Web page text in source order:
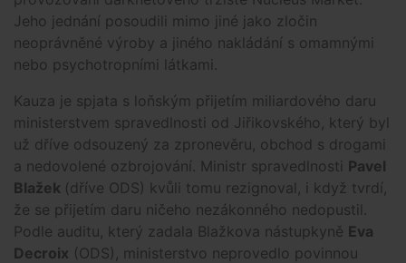
Jeho jednání posoudili mimo jiné jako zločin
neoprávněné výroby a jiného nakládání s omamnými
nebo psychotropními látkami.
Kauza je spjata s loňským přijetím miliardového daru
ministerstvem spravedlnosti od Jiřikovského, který byl
už dříve odsouzený za zpronevěru, obchod s drogami
a nedovolené ozbrojování. Ministr spravedlnosti Pavel
Blažek (dříve ODS) kvůli tomu rezignoval, i když tvrdí,
že se přijetím daru ničeho nezákonného nedopustil.
Podle auditu, který zadala Blažkova nástupkyně Eva
Decroix (ODS), ministerstvo neprovedlo povinnou